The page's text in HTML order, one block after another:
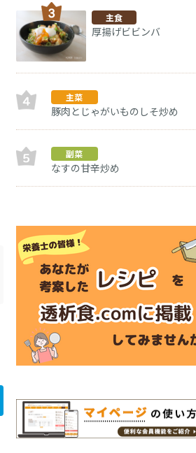
主食
厚揚げビビンバ
主菜
豚肉とじゃがいものしそ炒め
副菜
なすの甘辛炒め